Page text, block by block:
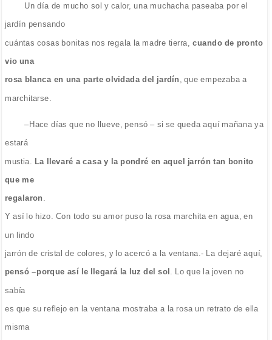
Un día de mucho sol y calor, una muchacha paseaba por el
jardín pensando
cuántas cosas bonitas nos regala la madre tierra, cuando de pronto
vio una
rosa blanca en una parte olvidada del jardín , que empezaba a
marchitarse.
–Hace días que no llueve, pensó – si se queda aquí mañana ya
estará
mustia. La llevaré a casa y la pondré en aquel jarrón tan bonito
que me
regalaron
Y así lo hizo. Con todo su amor puso la rosa marchita en agua, en
un lindo
jarrón de cristal de colores, y lo acercó a la ventana.- La dejaré aquí,
pensó –porque así le llegará la luz del sol . Lo que la joven no
sabía
es que su reflejo en la ventana mostraba a la rosa un retrato de ella
misma